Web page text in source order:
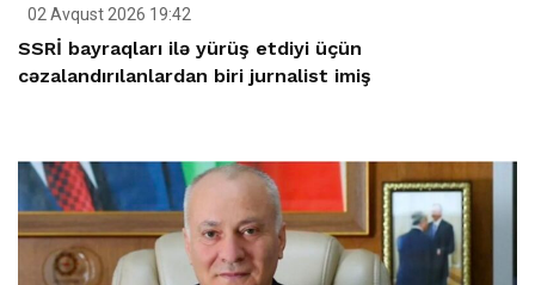
02 Avqust 2026 19:42
SSRİ bayraqları ilə yürüş etdiyi üçün
cəzalandırılanlardan biri jurnalist imiş